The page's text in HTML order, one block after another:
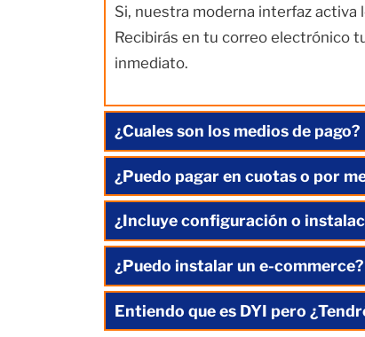
Si, nuestra moderna interfaz activa
Recibirás en tu correo electrónico
inmediato.
¿Cuales son los medios de pago?
¿Puedo pagar en cuotas o por
¿Incluye configuración o
¿Puedo instalar un e-commerce?
Entiendo que es DYI pero